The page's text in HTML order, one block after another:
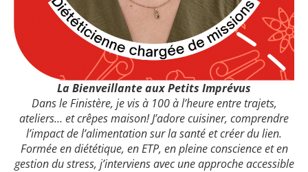
La Bienveillante aux Petits Imprévus
Dans le Finistère, je vis à 100 à l’heure entre trajets,
ateliers… et crêpes maison! J’adore cuisiner, comprendre
l’impact de l’alimentation sur la santé et créer du lien.
Formée en diététique, en ETP, en pleine conscience et en
gestion du stress, j’interviens avec une approche accessible